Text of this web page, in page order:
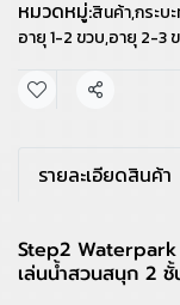
หมวดหมู่:สินค้า,กระบ
อายุ 1-2 ขวบ,อายุ 2-3
แชร์
รายละเอียดสินค้า
Step2
เล่นน้ำสวนสนุก 2 ชั้